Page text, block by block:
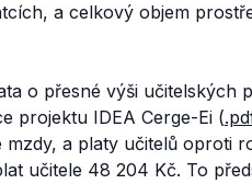
a celkový objem
o přesné výši učitelských
projektu IDEA Cerge-Ei (
a platy učitelů oproti
učitele 48 204 Kč. To